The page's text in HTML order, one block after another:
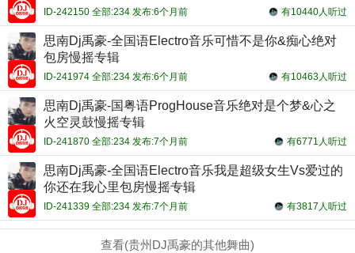
有10440人听过
ID-242150 全部:234 发布:6个月前
思南Dj禹豪-全国语Electro音乐可惜不是你&痴心绝对
包房慢摇专辑
有10463人听过
ID-241974 全部:234 发布:6个月前
思南Dj禹豪-国粤语ProgHouse音乐绝对是个梦&心之
火空灵鼓慢摇专辑
有6771人听过
ID-241870 全部:234 发布:7个月前
思南Dj禹豪-全国语Electro音乐我是超级女生Vs爱过的
你还在我心里包房慢摇专辑
有3817人听过
ID-241339 全部:234 发布:7个月前
查看(贵州DJ禹豪的其他舞曲)